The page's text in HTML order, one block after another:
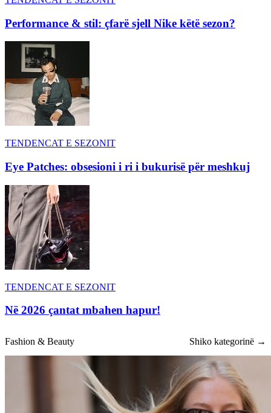
Performance & stil: çfarë sjell Nike këtë sezon?
TENDENCAT E SEZONIT
Eye Patches: obsesioni i ri i bukurisë për meshkuj
TENDENCAT E SEZONIT
Në 2026 çantat mbahen hapur!
Fashion & Beauty Shiko kategorinë →